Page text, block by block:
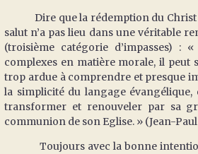
Dire que la rédemption du Christ
salut n’a pas lieu dans une véritable
(troisième catégorie d’impasses) :
complexes en matière morale, il
trop ardue à comprendre et presque
la simplicité du langage évangélique,
transformer et renouveler par sa
communion de son Eglise. » (Jean-
Toujours avec la bonne intention